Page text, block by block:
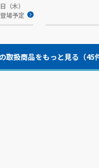
（木）
場予定
取扱商品をもっと見る（45